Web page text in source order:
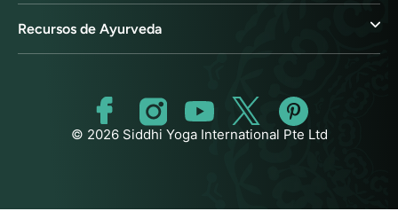
Recursos de Ayurveda
© 2026 Siddhi Yoga International Pte Ltd